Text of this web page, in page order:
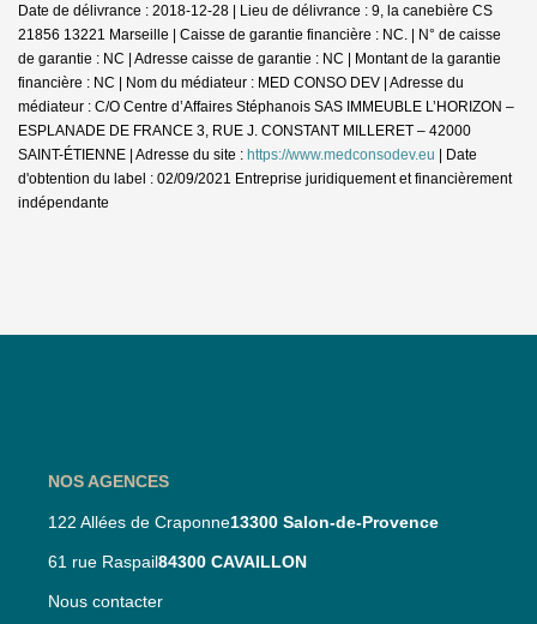
Date de délivrance : 2018-12-28 | Lieu de délivrance : 9, la canebière CS
21856 13221 Marseille | Caisse de garantie financière : NC. | N° de caisse
de garantie : NC | Adresse caisse de garantie : NC | Montant de la garantie
financière : NC | Nom du médiateur : MED CONSO DEV | Adresse du
médiateur : C/O Centre d’Affaires Stéphanois SAS IMMEUBLE L’HORIZON –
ESPLANADE DE FRANCE 3, RUE J. CONSTANT MILLERET – 42000
SAINT-ÉTIENNE | Adresse du site : https://www.medconsodev.eu | Date
d'obtention du label : 02/09/2021 Entreprise juridiquement et financièrement
indépendante
NOS AGENCES
122 Allées de Craponne13300 Salon-de-Provence
61 rue Raspail84300 CAVAILLON
Nous contacter